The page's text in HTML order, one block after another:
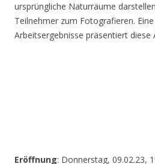
ursprüngliche Naturräume
Teilnehmer zum Fotografieren.
Arbeitsergebnisse präsentiert diese
Eröffnung: Donnerstag, 09.02.23,